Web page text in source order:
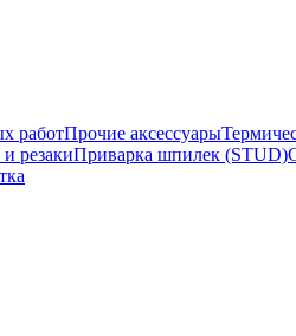
работПрочие аксессуары
резакиПриварка шпилек (STUD)